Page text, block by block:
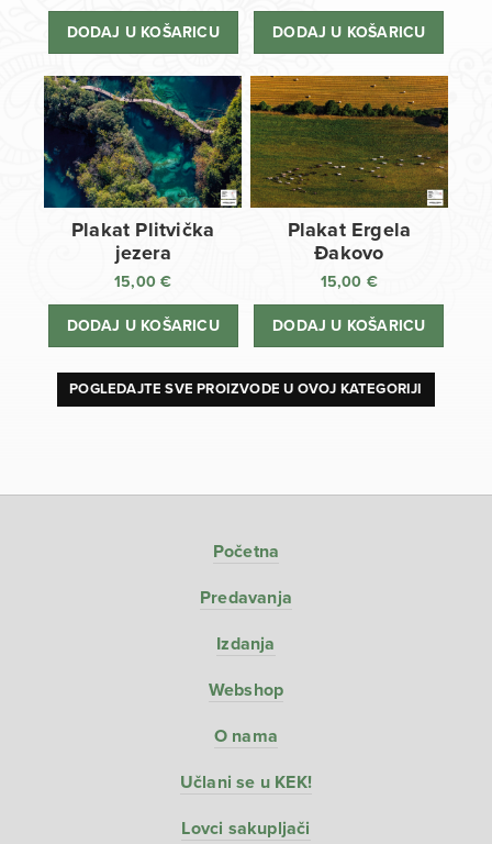
DODAJ U KOŠARICU DODAJ U KOŠARICU
Plakat Plitvička
jezera
15,00€
DODAJ U KOŠARICU
Plakat Ergela
Đakovo
15,00 €
DODAJ U KOŠARICU
POGLEDAJTE SVE PROIZVODE U OVOJ KATEGORIJI
Početna
Predavanja
Izdanja
Webshop
O nama
Učlani se u KEK!
Lovci sakupljači